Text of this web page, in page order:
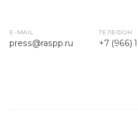
E-MAIL
press@raspp.ru
ТЕЛЕФОН
+7 (966)